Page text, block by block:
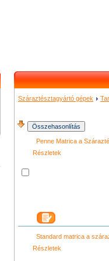
Száraztésztagyártó gépek
Penne Matrica a
Részletek
Standard matrica a
Részletek